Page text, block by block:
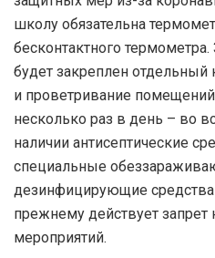
школу обязательна
бесконтактного
будет закреплен
и проветривание
несколько раз в день – во
наличии антисептические
специальные
дезинфицирующие
прежнему действует
мероприятий.